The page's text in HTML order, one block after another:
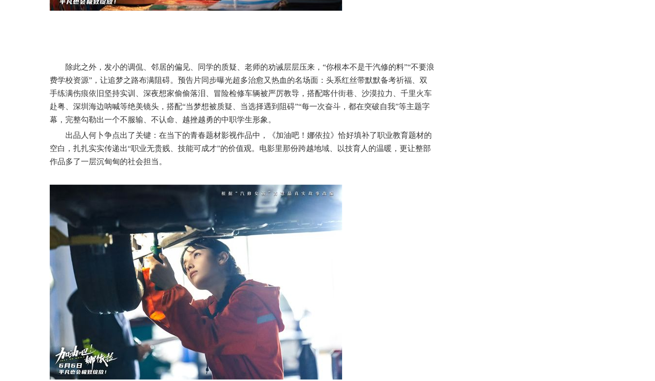
除此之外，发小的调侃、邻居的偏见、同学的质疑、老师的劝诫层层压来， “你根本不是干汽修的料”“不要浪
费学校资源”，让追梦之路布满阻碍。预告片同步曝光超多治愈又热血的名场面：头系红丝带默默备考祈福、双
手练满伤痕依旧坚持实训、深夜想家偷偷落泪、冒险检修车辆被严厉教导，搭配喀什街巷、沙漠拉力、千里火车
赴粤、深圳海边呐喊等绝美镜头，搭配“当梦想被质疑、当选择遇到阻碍”“每一次奋斗，都在突破自我”等主题字
幕，完整勾勒出一个不服输、不认命、越挫越勇的中职学生形象。
出品人何卜争点出了关键：在当下的青春题材影视作品中，《加油吧！娜依拉》恰好填补了职业教育题材的
空白，扎扎实实传递出“职业无贵贱、技能可成才”的价值观。电影里那份跨越地域、以技育人的温暖，更让整部
作品多了一层沉甸甸的社会担当。